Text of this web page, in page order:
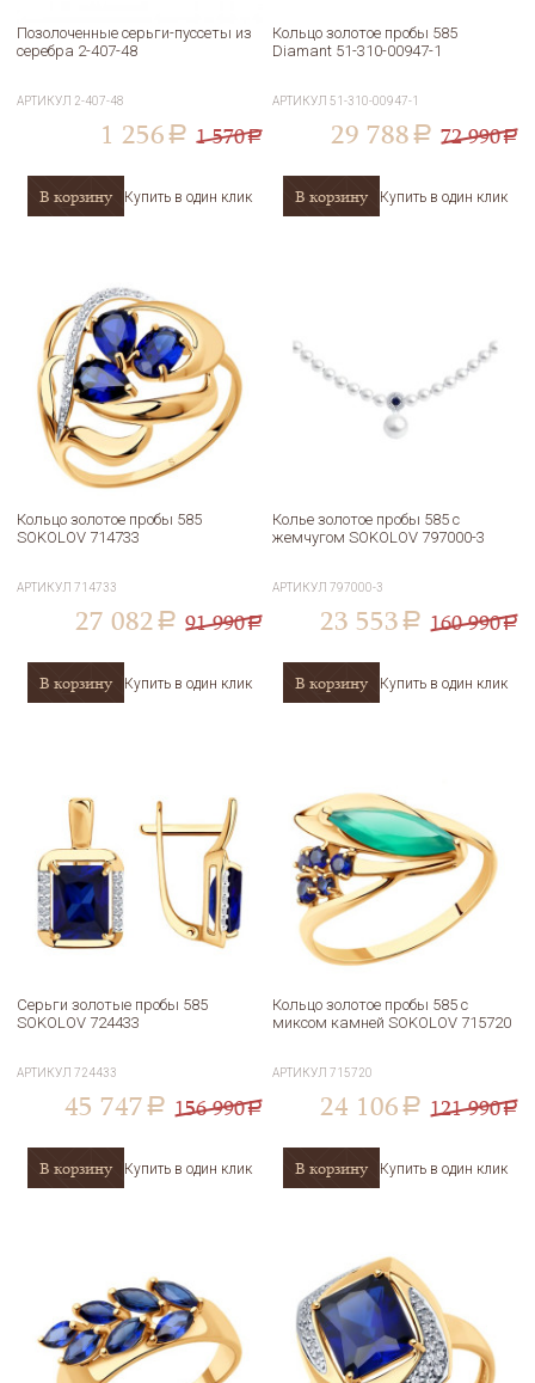
Позолоченные серьги-пуссеты из
серебра 2-407-48
АРТИКУЛ 2-407-48
1 256 a 1 570a
В корзину Купить в один клик
Кольцо золотое пробы 585
Diamant 51-310-00947-1
АРТИКУЛ51-310-00947-1
29 788 a 72 990a
В корзину Купить в один клик
Кольцо золотое пробы 585
SOKOLOV 714733
АРТИКУЛ714733
27 082 a 91 990a
В корзину Купить в один клик
Колье золотое пробы 585 с
жемчугом SOKOLOV 797000-3
АРТИКУЛ797000-3
23 553 a 160 990a
В корзину Купить в один клик
Серьги золотые пробы 585
SOKOLOV 724433
АРТИКУЛ724433
45 747 a 156 990a
В корзину Купить в один клик
Кольцо золотое пробы 585 с
миксом камней SOKOLOV 715720
АРТИКУЛ715720
24 106 a 121 990a
В корзину Купить в один клик